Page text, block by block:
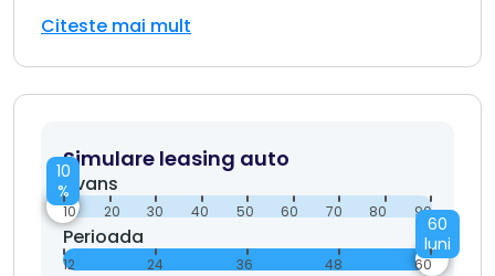
Citeste mai mult
Simulare leasing auto
Avans
10
%
10 20 30 40 50 60 70 80 90
Perioada
60
luni
12 24 36 48 60